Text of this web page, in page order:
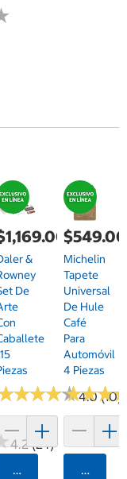
Código Postal
4.2 (24)
&
De
★★★★
★★★★4.0 (10)
Agregar
$549.00
Michelin
Tapete
Universal
De Hule
Café
Para
Automóvil
4 Piezas
★★★
★★★